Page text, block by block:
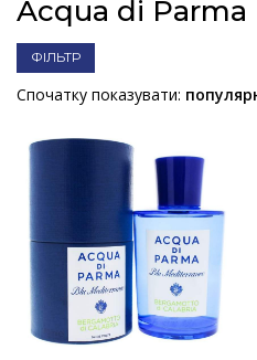
Acqua di Parma
ФІЛЬТР
Спочатку показувати: